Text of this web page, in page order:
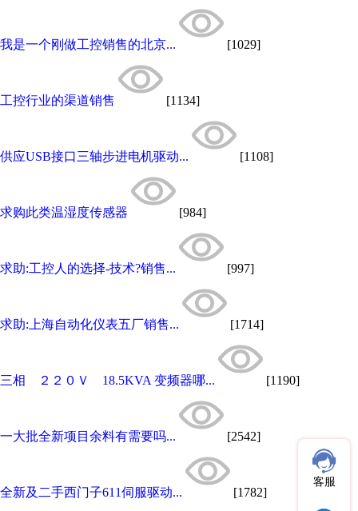
我是一个刚做工控销售的北京... [1029]
工控行业的渠道销售 [1134]
供应USB接口三轴步进电机驱动... [1108]
求购此类温湿度传感器 [984]
求助:工控人的选择-技术?销售... [997]
求助:上海自动化仪表五厂销售... [1714]
三相 ２２０Ｖ 18.5KVA 变频器哪... [1190]
一大批全新项目余料有需要吗... [2542]
全新及二手西门子611伺服驱动... [1782]
客服